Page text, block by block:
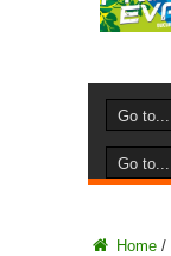
Home /